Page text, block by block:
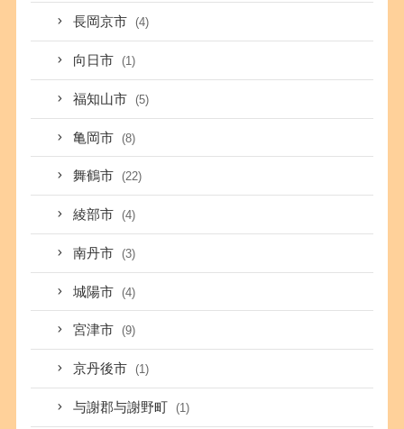
長岡京市 (4)
向日市 (1)
福知山市 (5)
亀岡市 (8)
舞鶴市 (22)
綾部市 (4)
南丹市 (3)
城陽市 (4)
宮津市 (9)
京丹後市 (1)
与謝郡与謝野町 (1)